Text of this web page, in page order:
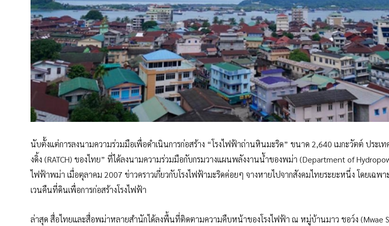
นับตั้งแต่การลงนามความร่วมมือเพื่อดำเนินการก่อสร้าง “โรงไฟฟ้าถ่านหินมะริด” ขนาด 2,640 เมกะวัตต์ ประเ
งดิ้ง (RATCH) ของไทย” ที่ได้ลงนามความร่วมมือกับกรมวางแผนพลังงานน้ำของพม่า (Department of
ไฟฟ้าพม่า เมื่อตุลาคม 2007 ข่าวคราวเกี่ยวกับโรงไฟฟ้ามะริดค่อยๆ จางหายไปจากสังคมไทยระยะหนึ่ง โดยเฉ
เวนคืนที่ดินเพื่อการก่อสร้างโรงไฟฟ้า
ล่าสุด สื่อไทยและสื่อพม่าหลายสำนักได้ลงพื้นที่ติดตามความคืบหน้าของโรงไฟฟ้า ณ หมู่บ้านมาว ชอว์ง (Mwae